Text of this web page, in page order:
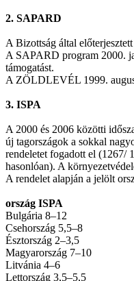
2. SAPARD
A Bizottság által
A SAPARD program 2000.
támogatást.
A ZÖLDLEVÉL 1999.
3. ISPA
A 2000 és 2006 közötti
új tagországok a sokkal
rendeletet fogadott el (1267/
hasonlóan). A
A rendelet alapján a jelölt
ország ISPA
Bulgária 8–12
Csehország 5,5–8
Észtország 2–3,5
Magyarország 7–10
Litvánia 4–6
Lettország 3,5–5,5